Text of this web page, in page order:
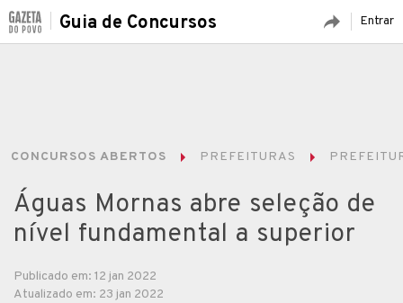
Entrar
Guia de Concursos
CONCURSOS ABERTOS PREFEITURAS
Águas Mornas abre seleção de
nível fundamental a superior
Publicado em: 12 jan 2022
Atualizado em: 23 jan 2022